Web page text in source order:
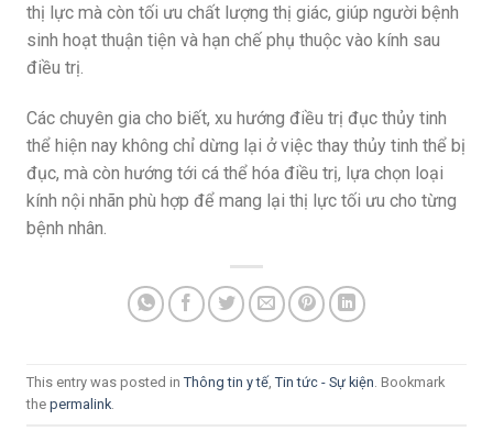
thị lực mà còn tối ưu chất lượng thị giác, giúp người bệnh
sinh hoạt thuận tiện và hạn chế phụ thuộc vào kính sau
điều trị.
Các chuyên gia cho biết, xu hướng điều trị đục thủy tinh
thể hiện nay không chỉ dừng lại ở việc thay thủy tinh thể bị
đục, mà còn hướng tới cá thể hóa điều trị, lựa chọn loại
kính nội nhãn phù hợp để mang lại thị lực tối ưu cho từng
bệnh nhân.
This entry was posted inThông tin y tế,Tin tức - Sự kiện. Bookmark
the permalink.